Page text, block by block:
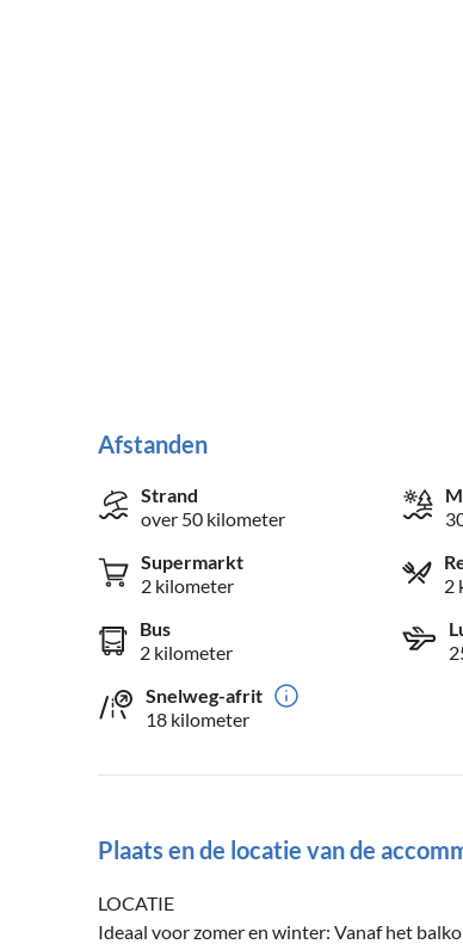
Afstanden
Strand
over 50 kilometer
Supermarkt
2 kilometer
2
Bus
2 kilometer
Snelweg-afrit
18 kilometer
Plaats en de locatie van de
LOCATIE
Ideaal voor zomer en winter: Vanaf het